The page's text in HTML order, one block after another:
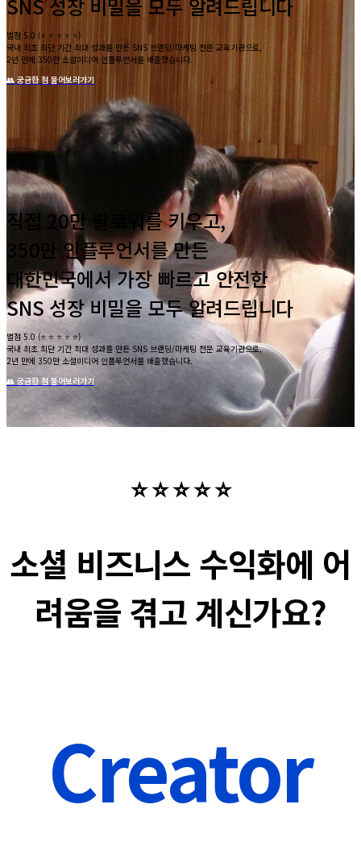
SNS 성장 비밀을 모두 알려드립니다
별점 5.0 (⭐️ ⭐️ ⭐️ ⭐️ ⭐️)
국내 최초 최단 기간 최대 성과를 만든 SNS 브랜딩/마케팅 전문 교육기관으로,
2년 만에 350만 소셜미디어 인플루언서를 배출했습니다.
👥 궁금한 점 물어보러가기
직접 20만 팔로워를 키우고,
350만 인플루언서를 만든
대한민국에서 가장 빠르고 안전한
SNS 성장 비밀을 모두 알려드립니다
별점 5.0 (⭐️ ⭐️ ⭐️ ⭐️ ⭐️)
국내 최초 최단 기간 최대 성과를 만든 SNS 브랜딩/마케팅 전문 교육기관으로,
2년 만에 350만 소셜미디어 인플루언서를 배출했습니다.
👥 궁금한 점 물어보러가기
⭐ ⭐ ⭐ ⭐ ⭐
소셜 비즈니스 수익화에 어
려움을 겪고 계신가요?
Creator